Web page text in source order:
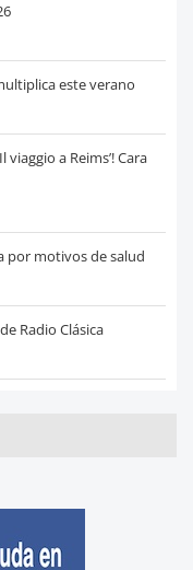
este verano
viaggio a Reims’! Cara
por motivos de salud
Radio Clásica